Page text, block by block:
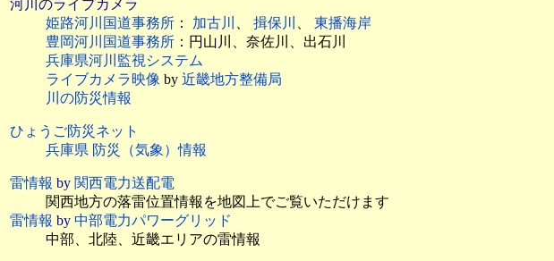
河川のライブカメラ
姫路河川国道事務所 ： 加古川 、 揖保川 、 東播海岸
豊岡河川国道事務所 ：円山川、奈佐川、出石川
兵庫県河川監視システム
ライブカメラ映像 by 近畿地方整備局
川の防災情報
ひょうご防災ネット
兵庫県 防災（気象）情報
雷情報 by 関西電力送配電
関西地方の落雷位置情報を地図上でご覧いただけます
雷情報 by 中部電力パワーグリッド
中部、北陸、近畿エリアの雷情報